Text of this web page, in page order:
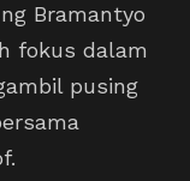
Bramantyo
fokus dalam
pusing